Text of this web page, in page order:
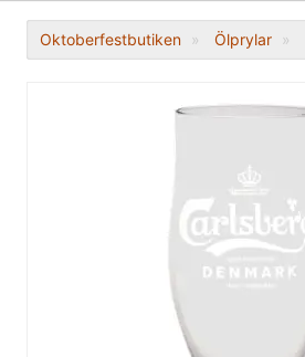
Oktoberfestbutiken Ölprylar